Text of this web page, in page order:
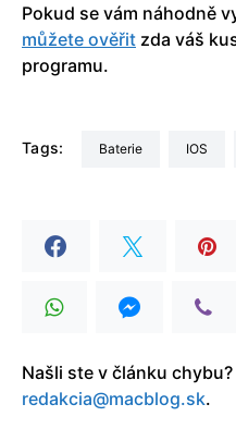
Pokud se vám náhodně
můžete ověřit zda váš
programu.
Tags: Baterie iOS
Našli ste v článku
redakcia@macblog.sk.